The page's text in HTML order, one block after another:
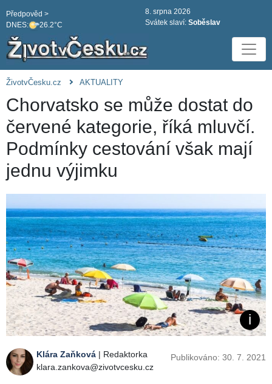
DNES: 26.2°C
Předpověd >
8. srpna 2026
Svátek slaví: Soběslav
ŽivotvČesku.cz AKTUALITY
Chorvatsko se může dostat do
červené kategorie, říká mluvčí.
Podmínky cestování však mají
jednu výjimku
Klára Zaňková | Redaktorka
klara.zankova@zivotvcesku.cz
Publikováno: 30. 7. 2021